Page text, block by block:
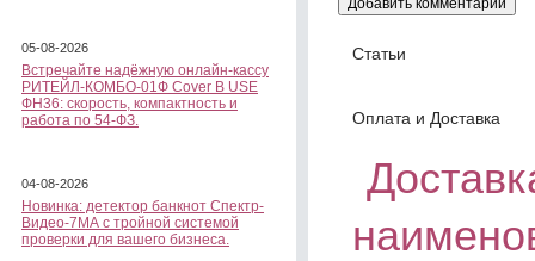
05-08-2026
Встречайте надёжную онлайн-кассу
РИТЕЙЛ-КОМБО-01Ф Cover B USE
ФН36: скорость, компактность и
работа по 54-ФЗ.
04-08-2026
Новинка: детектор банкнот Спектр-
Видео-7МА с тройной системой
проверки для вашего бизнеса.
Статьи
Оплата и Доставка